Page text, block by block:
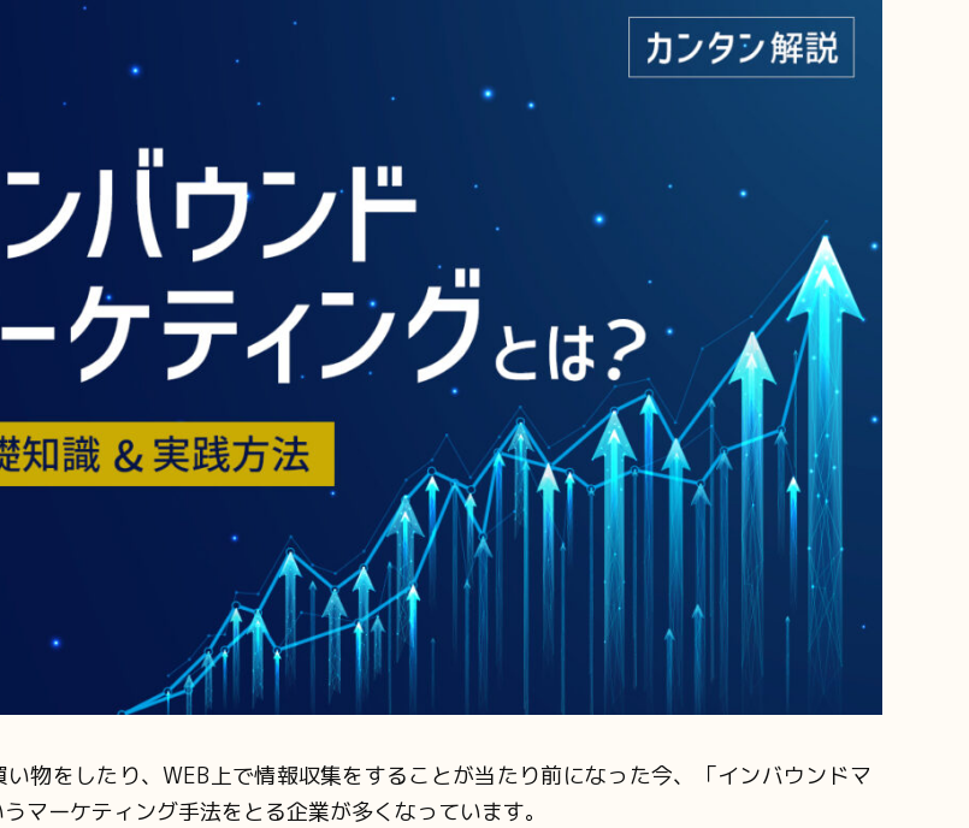
物をしたり、WEB上で情報収集をすることが当たり前になった今、「インバウンドマ
マーケティング手法をとる企業が多くなっています。